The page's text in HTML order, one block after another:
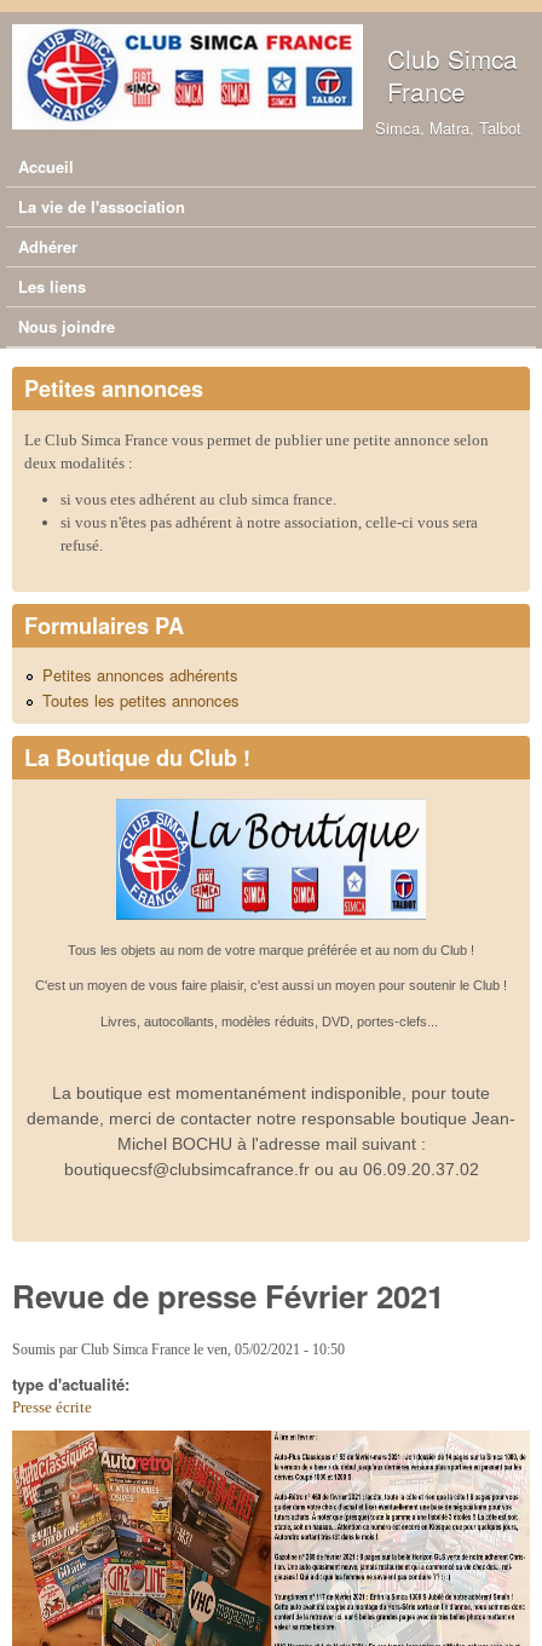
Aller au contenu principal
Club Simca
France
Simca, Matra, Talbot
Menu principal
Accueil
La vie de l'association
Adhérer
Les liens
Nous joindre
Petites annonces
Le Club Simca France vous permet de publier une petite annonce selon
deux modalités :
si vous etes adhérent au club simca france.
si vous n'êtes pas adhérent à notre association, celle-ci vous sera
refusé.
Formulaires PA
Petites annonces adhérents
Toutes les petites annonces
La Boutique du Club !
Tous les objets au nom de votre marque préférée et au nom du Club !
C'est un moyen de vous faire plaisir, c'est aussi un moyen pour soutenir le Club !
Livres, autocollants, modèles réduits, DVD, portes-clefs...
La boutique est momentanément indisponible, pour toute
demande, merci de contacter notre responsable boutique Jean-
Michel BOCHU à l'adresse mail suivant :
boutiquecsf@clubsimcafrance.fr ou au 06.09.20.37.02
Revue de presse Février 2021
Soumis par Club Simca France le ven, 05/02/2021 - 10:50
type d'actualité:
Presse écrite